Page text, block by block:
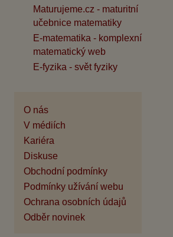
Maturujeme.cz - maturitní
učebnice matematiky
E-matematika - komplexní
matematický web
E-fyzika - svět fyziky
O nás
V médiích
Kariéra
Diskuse
Obchodní podmínky
Podmínky užívání webu
Ochrana osobních údajů
Odběr novinek